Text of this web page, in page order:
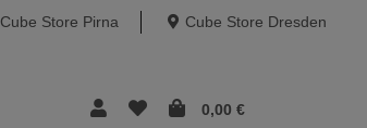
Cube Store Pirna Cube Store Dresden
0,00 €